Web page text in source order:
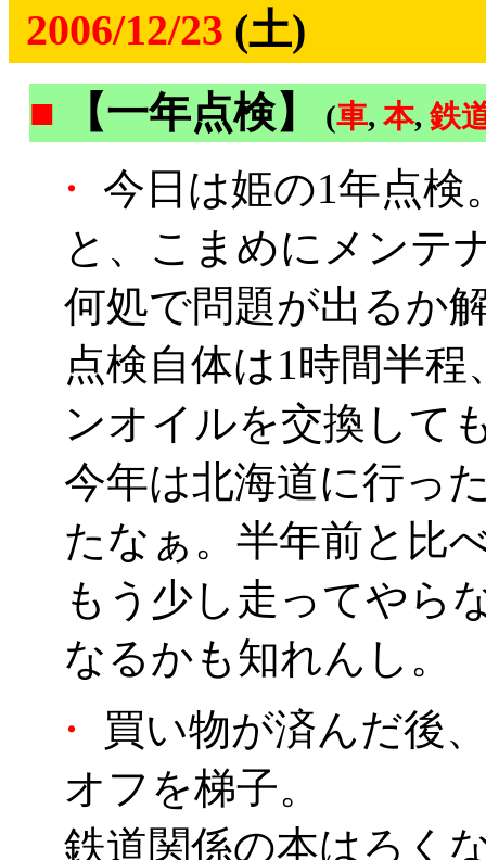
2006/12/23 (土)
■ 【一年点検】 (車,本,鉄
・
今日は姫の1年点検
と、こまめにメンテ
何処で問題が出るか
点検自体は1時間半
ンオイルを交換して
今年は北海道に行っ
たなぁ。半年前と比
もう少し走ってやら
なるかも知れんし。
・
買い物が済んだ後
オフを梯子。
鉄道関係の本はろく